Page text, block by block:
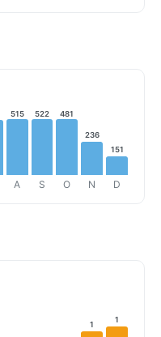
515
A
522
S
481
O
236
N
151
D
1
1